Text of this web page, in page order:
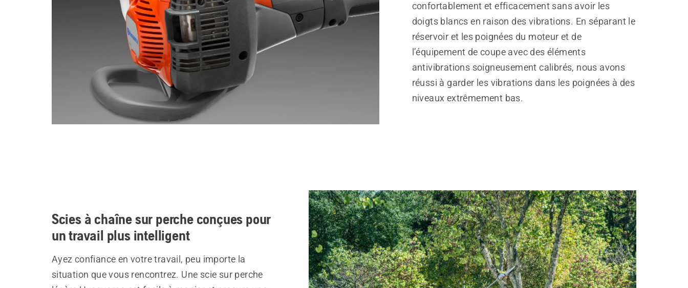
confortablement et efficacement sans avoir les
doigts blancs en raison des vibrations. En séparant le
réservoir et les poignées du moteur et de
l’équipement de coupe avec des éléments
antivibrations soigneusement calibrés, nous avons
réussi à garder les vibrations dans les poignées à des
niveaux extrêmement bas.
Scies à chaîne sur perche conçues pour
un travail plus intelligent
Ayez confiance en votre travail, peu importe la
situation que vous rencontrez. Une scie sur perche